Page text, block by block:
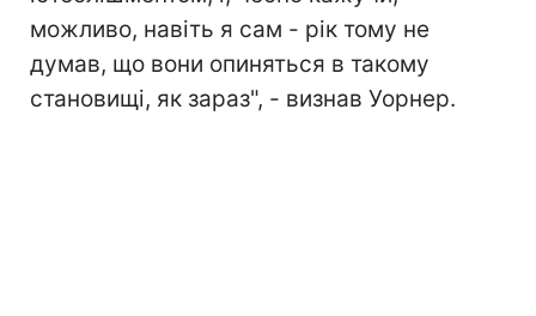
можливо, навіть я сам - рік тому не
думав, що вони опиняться в такому
становищі, як зараз", - визнав Уорнер.